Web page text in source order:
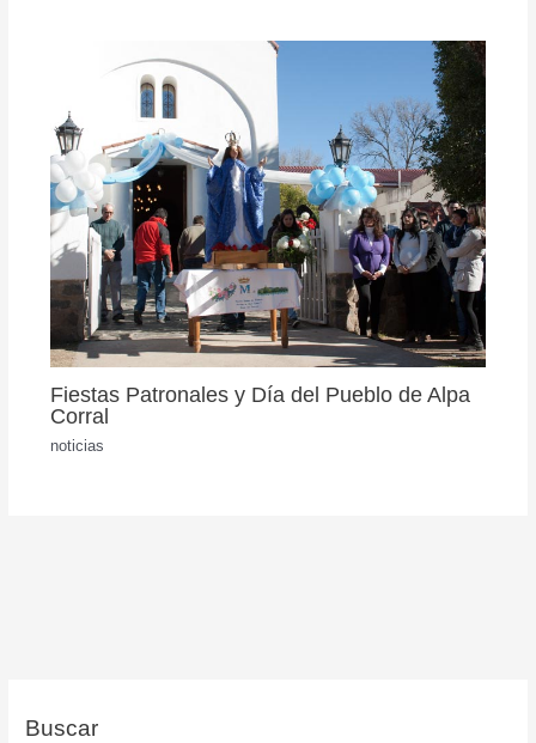
Fiestas Patronales y Día del Pueblo de Alpa
Corral
noticias
Buscar